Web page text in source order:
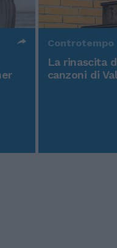
Controtempo
La rinascita
canzoni di